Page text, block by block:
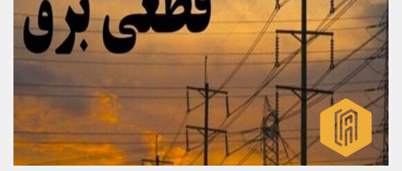
تلگرام @Armteam_admin_por
داخلی 107
پشتیبان فروش (یوسف فرخنده)
موبایل 09194198792
واتساپ شروع گفتگو
تلگرام @Armteam_admin_33